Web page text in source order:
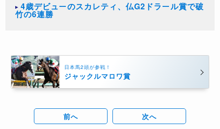
4歳デビューのスカレティ、仏G2ドラール賞で破
竹の6連勝
日本馬2頭が参戦！
ジャックルマロワ賞
前へ 次へ